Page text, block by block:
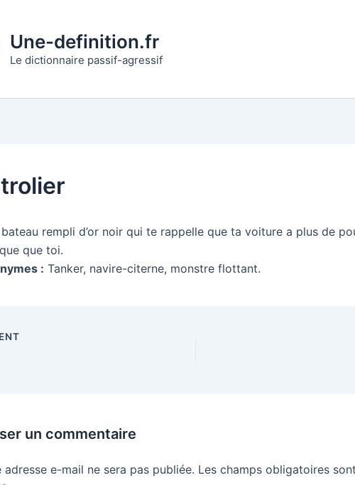
Une-definition.fr
Le dictionnaire passif-agressif
rempli d’or noir qui te rappelle que ta voiture a plus de
que toi.
: Tanker, navire-citerne, monstre flottant.
un commentaire
adresse e-mail ne sera pas publiée. Les champs obligatoires